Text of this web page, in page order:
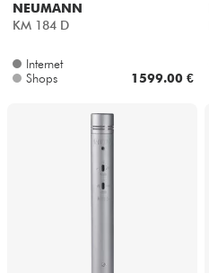
NEUMANN
KM 184 D
Internet
Shops
1599.00 €